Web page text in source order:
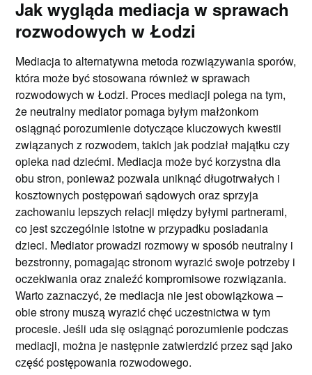
Jak wygląda mediacja w sprawach
rozwodowych w Łodzi
Mediacja to alternatywna metoda rozwiązywania sporów,
która może być stosowana również w sprawach
rozwodowych w Łodzi. Proces mediacji polega na tym,
że neutralny mediator pomaga byłym małżonkom
osiągnąć porozumienie dotyczące kluczowych kwestii
związanych z rozwodem, takich jak podział majątku czy
opieka nad dziećmi. Mediacja może być korzystna dla
obu stron, ponieważ pozwala uniknąć długotrwałych i
kosztownych postępowań sądowych oraz sprzyja
zachowaniu lepszych relacji między byłymi partnerami,
co jest szczególnie istotne w przypadku posiadania
dzieci. Mediator prowadzi rozmowy w sposób neutralny i
bezstronny, pomagając stronom wyrazić swoje potrzeby i
oczekiwania oraz znaleźć kompromisowe rozwiązania.
Warto zaznaczyć, że mediacja nie jest obowiązkowa –
obie strony muszą wyrazić chęć uczestnictwa w tym
procesie. Jeśli uda się osiągnąć porozumienie podczas
mediacji, można je następnie zatwierdzić przez sąd jako
część postępowania rozwodowego.